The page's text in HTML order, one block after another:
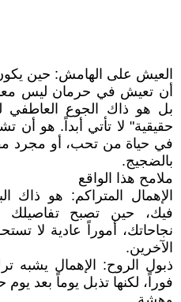
العيش على الهامش: حين
​أن تعيش في حرمان ليس
بل هو ذاك الجوع العاطفي
حقيقية" لا تأتي أبداً. هو أن
في حياة من تحب، أو مجرد
بالضجيج.
​ملامح هذا الواقع
​الإهمال المتراكم: هو ذاك
فيك، حين تصبح تفاصيلك
نجاحاتك، أموراً عادية لا
الآخرين.
​ذبول الروح: الإهمال يشبه
فوراً، لكنها تذبل يوماً بعد